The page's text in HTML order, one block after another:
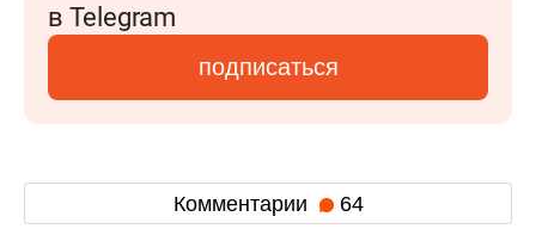
в Telegram
подписаться
Комментарии 64